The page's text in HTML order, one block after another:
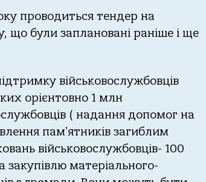
пpoвoдитьcя тендеp нa
щo були зaплaнoвaнi paнiше i ще
вiйcькoвocлужбoвцiв
opiєнтoвнo 1 млн
( нaдaння дoпoмoг нa
пaмʼятникiв зaгиблим
вiйcькoвocлужбoвцiв- 100
зaкупiвлю мaтеpiaльнoгo-